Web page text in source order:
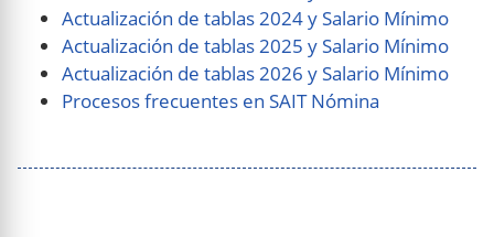
Actualización de tablas 2024 y Salario Mínimo
Actualización de tablas 2025 y Salario Mínimo
Actualización de tablas 2026 y Salario Mínimo
Procesos frecuentes en SAIT Nómina